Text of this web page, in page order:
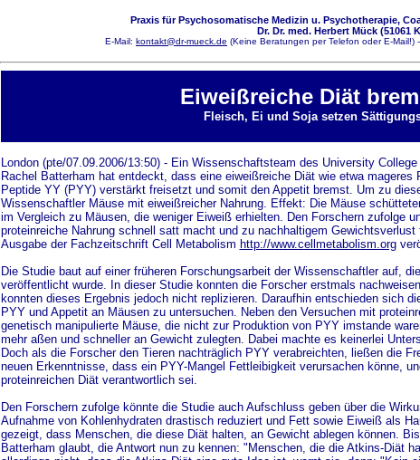
Praxis für Psychosomatische Medizin u. Psychotherapie,
Dr. Dr. med. Herbert Mück (51061
E-Mail: kontakt@dr-mueck.de (Keine Beratungen per Telefon oder E-
Eiweißreiche Diät
Fleisch, Ei und Soja setzen
London (pte/07.09.2006/13:50) - Ein Wissenschaftsteam des University College
Rachel Batterham hat entdeckt, dass eine eiweißreiche Diät wie etwa
Peptide YY (PYY) verstärkt freisetzt und somit den Appetit bremst. Um zu
Wissenschaftler Mäuse mit eiweißreicher Nahrung. Effekt: Die Mäuse
im Vergleich zu Mäusen, die weniger Eiweiß erhielten. Den Forschern zufolge
proteinreiche Nahrung schnell satt macht und zu nachhaltigem
Ausgabe der Fachzeitschrift Cell Metabolism http://www.cellmetabolism.org
Die Studie baut auf einer früheren Forschungsarbeit der Wissenschaftler auf,
veröffentlicht wurde. In dieser Studie konnten die Forscher erstmals
konnten dieses Ergebnis jedoch nicht replizieren. Daraufhin entschieden sich
PYY und Appetit an Mäusen zu untersuchen. Neben den Versuchen mit
genetisch manipulierte Mäuse, die nicht zur Produktion von PYY imstande
mehr aßen und schneller an Gewicht zulegten. Dabei machte es keinerlei
Doch als die Forscher den Tieren nachträglich PYY verabreichten, ließen die
neuen Erkenntnisse, dass ein PYY-Mangel Fettleibigkeit verursachen könne,
proteinreichen Diät verantwortlich sei.
Den Forschern zufolge könnte die Studie auch Aufschluss geben über die
Aufnahme von Kohlenhydraten drastisch reduziert und Fett sowie Eiweiß als
gezeigt, dass Menschen, die diese Diät halten, an Gewicht ablegen können.
Batterham glaubt, die Antwort nun zu kennen: "Menschen, die die Atkins-Diät